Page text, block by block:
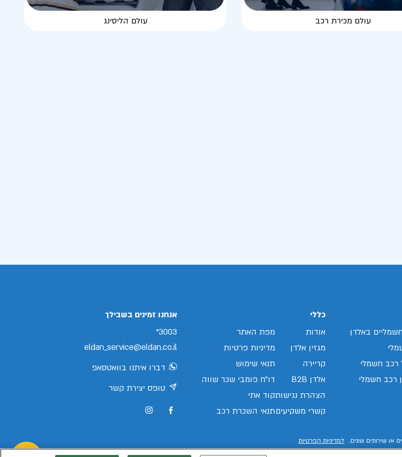
עולם מכירת רכב עולם הליסינג
באלדן
רכב חשמלי
רכב חשמלי
כללי
אודות
מגזין אלדן
קריירה
אלדן B2B
הצהרת נגישות
קשרי משקיעים
מפת האתר
מדיניות פרטיות
תנאי שימוש
דו"ח פומבי שכר שווה
קוד אתי
תנאי השכרת רכב
אנחנו זמינים בשבילך
3003*
eldan_service@eldan.co.il
דברו איתנו בוואטסאפ
טופס יצירת קשר
שירותים שונים. למדיניות הפרטיות